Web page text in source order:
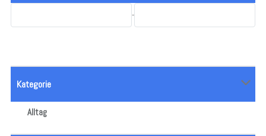
-
Kategorie
Alltag